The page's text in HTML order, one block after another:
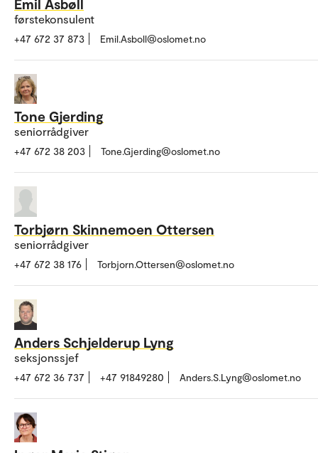
førstekonsulent
+47 672 37 873 Emil.Asboll@oslomet.no
Tone Gjerding
seniorrådgiver
+47 672 38 203 Tone.Gjerding@oslomet.no
Torbjørn Skinnemoen Ottersen
seniorrådgiver
+47 672 38 176 Torbjorn.Ottersen@oslomet.no
Anders Schjelderup Lyng
seksjonssjef
+47 672 36 737 +47 91849280 Anders.S.Lyng@oslomet.no